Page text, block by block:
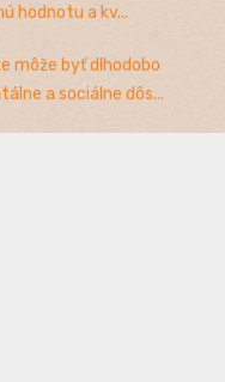
hodnotu a kv...
môže byť dlhodobo
a sociálne dôs...